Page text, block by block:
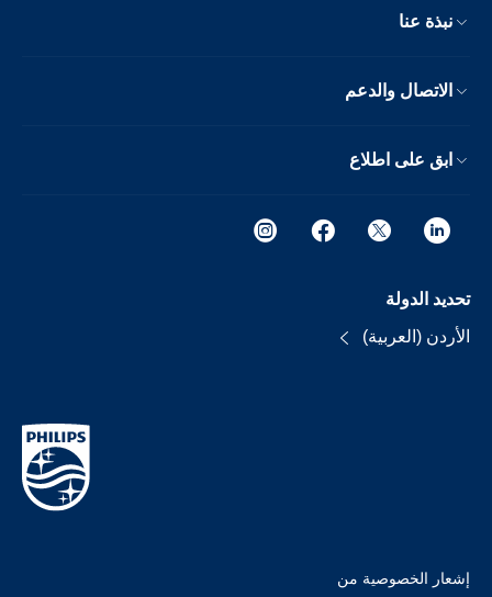
نبذة عنا
الاتصال والدعم
ابق على اطلاع
تحديد الدولة
الأردن (العربية)
إشعار الخصوصية من